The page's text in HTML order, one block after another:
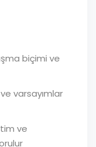
biçimi ve
varsayımlar
ve